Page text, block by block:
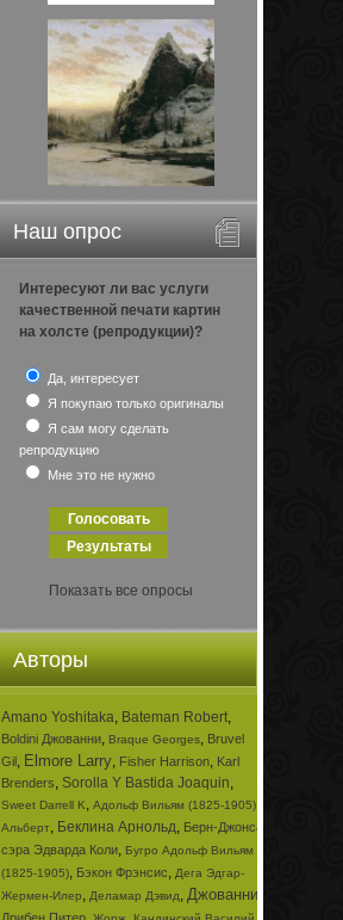
Наш опрос
Интересуют ли вас услуги
качественной печати картин
на холсте (репродукции)?
Да, интересует
Я покупаю только оригиналы
Я сам могу сделать
репродукцию
Мне это не нужно
Показать все опросы
Авторы
Amano Yoshitaka, Bateman Robert,
Boldini Джованни, Braque Georges, Bruvel
Gil, Elmore Larry, Fisher Harrison, Karl
Brenders, Sorolla Y Bastida Joaquin,
Sweet Darrell K, Адольф Вильям (1825-1905)
Альберт, Беклина Арнольд, Берн-Джонса
сэра Эдварда Коли, Бугро Адольф Вильям
(1825-1905), Бэкон Фрэнсис, Дега Эдгар-
Жермен-Илер, Деламар Дэвид, Джованни